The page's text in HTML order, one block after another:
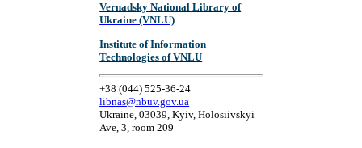
Vernadsky National Library of
Ukraine (VNLU)
Institute of Information
Technologies of VNLU
+38 (044) 525-36-24
libnas@nbuv.gov.ua
Ukraine, 03039, Kyiv, Holosiivskyi
Ave, 3, room 209